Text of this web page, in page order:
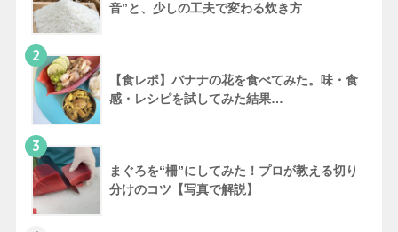
音”と、少しの工夫で変わる炊き方
2
【食レポ】バナナの花を食べてみた。味・食
感・レシピを試してみた結果…
3
まぐろを“柵”にしてみた！プロが教える切り
分けのコツ【写真で解説】